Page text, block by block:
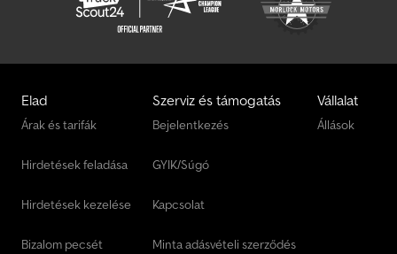
Elad
Árak és tarifák
Hirdetések feladása
Hirdetések kezelése
Bizalom pecsét
Szerviz és támogatás
Bejelentkezés
GYIK/Súgó
Kapcsolat
Minta adásvételi szerződés
Vállalat
Állások